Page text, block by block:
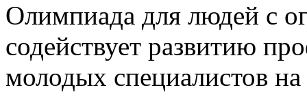
Олимпиада для людей с
содействует развитию
молодых специалистов